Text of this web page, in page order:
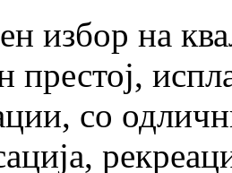
избор на
престој,
со